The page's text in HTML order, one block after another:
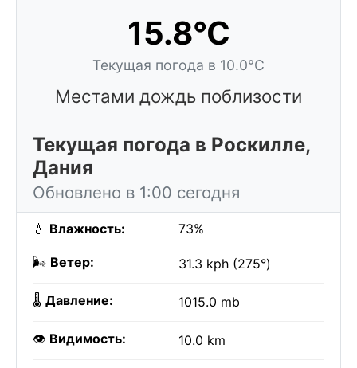
15.8°C
Текущая погода в 10.0°C
Местами дождь поблизости
Текущая погода в Роскилле,
Дания
Обновлено в 1:00 сегодня
💧 Влажность: 73%
🌬️ Ветер: 31.3 kph (275°)
🌡️ Давление: 1015.0 mb
👁️ Видимость: 10.0 km